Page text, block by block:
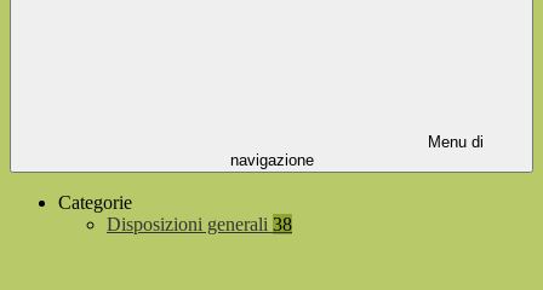
Menu di
navigazione
Categorie
Disposizioni generali 38